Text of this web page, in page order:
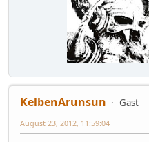
KelbenArunsun
Gast
August 23, 2012, 11:59:04